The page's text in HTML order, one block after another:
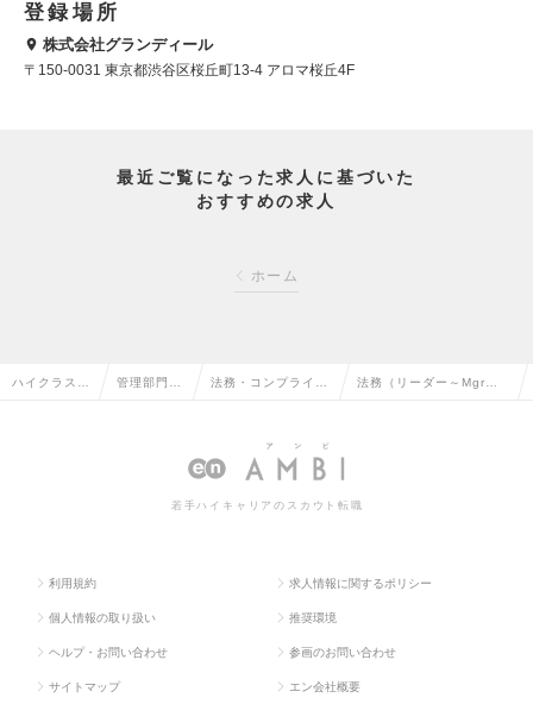
登録場所
株式会社グランディール
〒150-0031 東京都渋谷区桜丘町13-4 アロマ桜丘4F
最近ご覧になった求人に基づいた
おすすめの求人
ホーム
ハイクラス求 管理部門系 法務・コンプライア 法務（リーダー～Mgr候
若手ハイキャリアのスカウト転職
利用規約 求人情報に関するポリシー
個人情報の取り扱い 推奨環境
ヘルプ・お問い合わせ 参画のお問い合わせ
サイトマップ エン会社概要